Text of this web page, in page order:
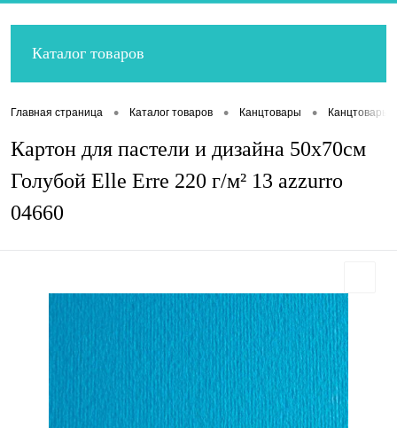
Каталог товаров
Главная страница • Каталог товаров • Канцтовары • Канцтовары
Картон для пастели и дизайна 50х70см
Голубой Elle Erre 220 г/м² 13 azzurro
04660